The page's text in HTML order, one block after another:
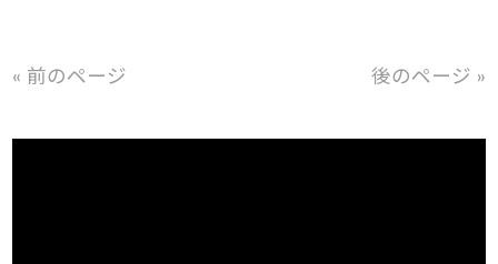
« 前のページ 後のページ »